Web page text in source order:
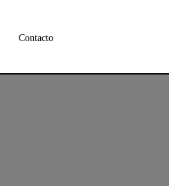
Contacto